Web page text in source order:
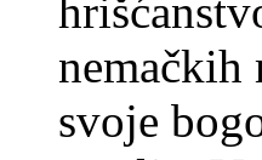
nemačkih
svoje